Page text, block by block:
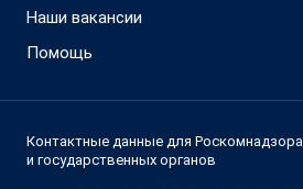
Наши вакансии
Помощь
Контактные данные для Роскомнадзора
и государственных органов